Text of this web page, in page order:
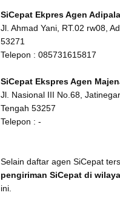
SiCepat Ekpres Agen Adipala
Jl. Ahmad Yani, RT.02 rw08,
53271
Telepon : 085731615817
SiCepat Ekspres Agen
Jl. Nasional III No.68,
Tengah 53257
Telepon : -
Selain daftar agen SiCepat
pengiriman SiCepat di
ini.